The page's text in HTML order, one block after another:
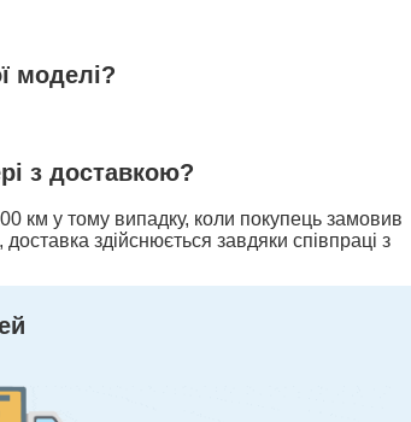
моделі?
з доставкою?
км у тому випадку, коли покупець замовив
здійснюється завдяки співпраці з